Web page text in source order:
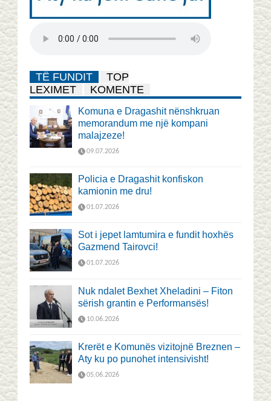
TË FUNDIT
TOP
LEXIMET
KOMENTE
Komuna e Dragashit nënshkruan
memorandum me një kompani
malajzeze!
09.07.2026
Policia e Dragashit konfiskon
kamionin me dru!
01.07.2026
Sot i jepet lamtumira e fundit hoxhës
Gazmend Tairovci!
01.07.2026
Nuk ndalet Bexhet Xheladini – Fiton
sërish grantin e Performansës!
10.06.2026
Krerët e Komunës vizitojnë Breznen –
Aty ku po punohet intensivisht!
05.06.2026